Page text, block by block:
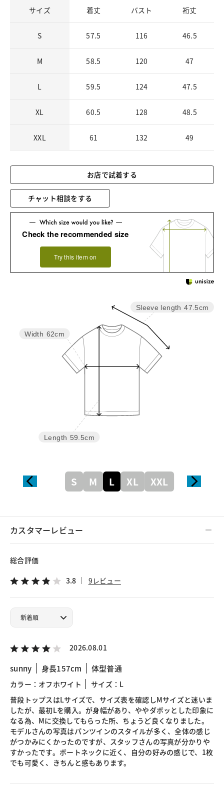
サイズ 着丈 バスト 裄丈
S 57.5 116 46.5
M 58.5 120 47
L 59.5 124 47.5
XL 60.5 128 48.5
XXL 61 132 49
お店で試着する
チャット相談をする
Check the recommended size
Try this item on
Sleeve length 47.5cm
Length 59.5cm
Width 62cm
S M L XL XXL
カスタマーレビュー
総合評価
3.8 9レビュー
2026.08.01
sunny 身長157cm 体型普通
カラー：オフホワイト
サイズ：L
普段トップスはLサイズで、サイズ表を確認しMサイズと迷いま
したが、最初Lを購入。が身幅があり、ややダボッとした印象に
なる為、Mに交換してもらった所、ちょうど良くなりました。
モデルさんの写真はパンツインのスタイルが多く、全体の感じ
がつかみにくかったのですが、スタッフさんの写真が分かりや
すかったです。ボートネックに近く、自分の好みの感じで、1枚
でも可愛く、きちんと感もあります。